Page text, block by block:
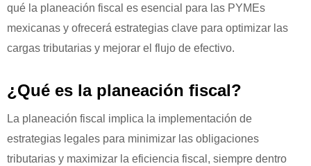
qué la planeación fiscal es esencial para las PYMEs
mexicanas y ofrecerá estrategias clave para optimizar las
cargas tributarias y mejorar el flujo de efectivo.
¿Qué es la planeación fiscal?
La planeación fiscal implica la implementación de
estrategias legales para minimizar las obligaciones
tributarias y maximizar la eficiencia fiscal, siempre dentro